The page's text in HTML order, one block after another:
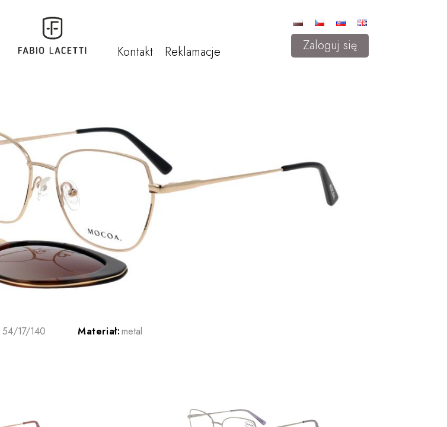
Kontakt Reklamacje Zaloguj się
54/17/140 Materiał:metal